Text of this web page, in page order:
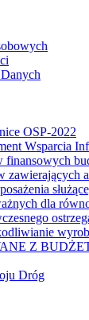
OSP-2022
Wsparcia
finansowych
zawierających
dla
Z
Dróg